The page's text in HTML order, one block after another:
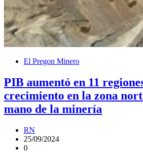
El Pregon Minero
PIB aumentó en 11
crecimiento en la zona
mano de la minería
RN
25/09/2024
0